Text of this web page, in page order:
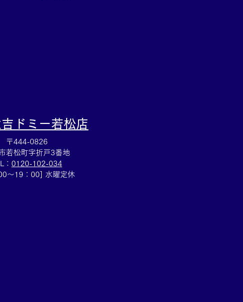
ドミー若松店
〒444-0826
若松町字折戸3番地
： 0120-102-034
～19：00] 水曜定休